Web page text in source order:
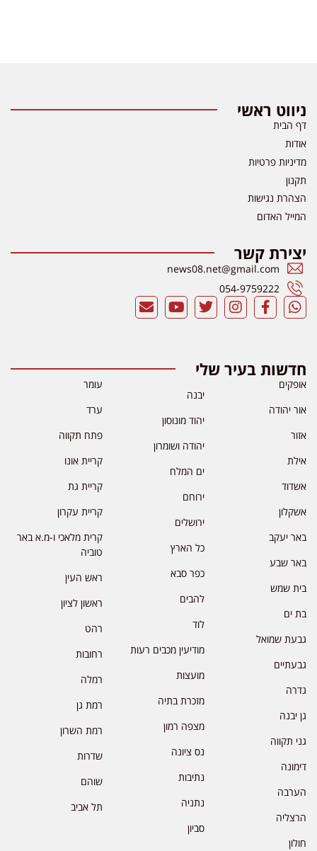
ניווט ראשי
דף הבית
אודות
מדיניות פרטיות
תקנון
הצהרת נגישות
המייל האדום
יצירת קשר
news08.net@gmail.com
054-9759222
חדשות בעיר שלי
אופקים
אור יהודה
אזור
אילת
אשדוד
אשקלון
באר יעקב
באר שבע
בית שמש
בת ים
גבעת שמואל
גבעתיים
גדרה
גן יבנה
גני תקווה
דימונה
הערבה
הרצליה
חולון
יבנה
יהוד מונוסון
יהודה ושומרון
ים המלח
ירוחם
ירושלים
כל הארץ
כפר סבא
להבים
לוד
מודיעין מכבים רעות
מועצות
מזכרת בתיה
מצפה רמון
נס ציונה
נתיבות
נתניה
סביון
עומר
ערד
פתח תקווה
קריית אונו
קריית גת
קריית עקרון
קרית מלאכי ו-מ.א באר
טוביה
ראש העין
ראשון לציון
רהט
רחובות
רמלה
רמת גן
רמת השרון
שדרות
שוהם
תל אביב